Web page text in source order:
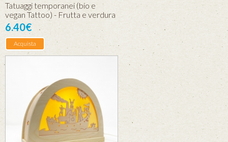
Tatuaggi temporanei (bio e
vegan Tattoo) - Frutta e verdura
6.40€
Acquista